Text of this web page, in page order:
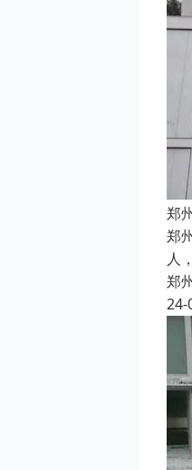
郑
郑
人
郑
24-